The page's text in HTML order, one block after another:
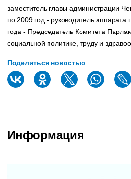
заместитель главы администрации
по 2009 год - руководитель
года - Председатель Комитета
социальной политике, труду и
Поделиться новостью
Информация